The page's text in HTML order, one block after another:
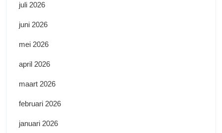
juli 2026
juni 2026
mei 2026
april 2026
maart 2026
februari 2026
januari 2026